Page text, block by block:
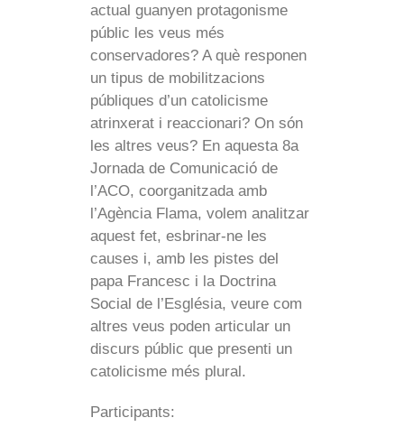
actual guanyen protagonisme
públic les veus més
conservadores? A què responen
un tipus de mobilitzacions
públiques d’un catolicisme
atrinxerat i reaccionari? On són
les altres veus? En aquesta 8a
Jornada de Comunicació de
l’ACO, coorganitzada amb
l’Agència Flama, volem analitzar
aquest fet, esbrinar-ne les
causes i, amb les pistes del
papa Francesc i la Doctrina
Social de l’Església, veure com
altres veus poden articular un
discurs públic que presenti un
catolicisme més plural.
Participants: